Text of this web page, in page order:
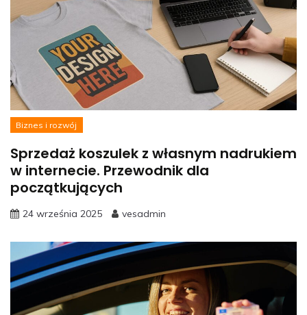
Biznes i rozwój
Sprzedaż koszulek z własnym nadrukiem
w internecie. Przewodnik dla
początkujących
24 września 2025 vesadmin